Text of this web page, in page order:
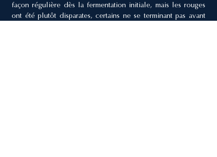
façon régulière dès la fermentation initiale, mais les rouges
ont été plutôt disparates, certains ne se terminant pas avant